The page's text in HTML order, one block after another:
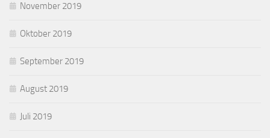
November 2019
Oktober 2019
September 2019
August 2019
Juli 2019